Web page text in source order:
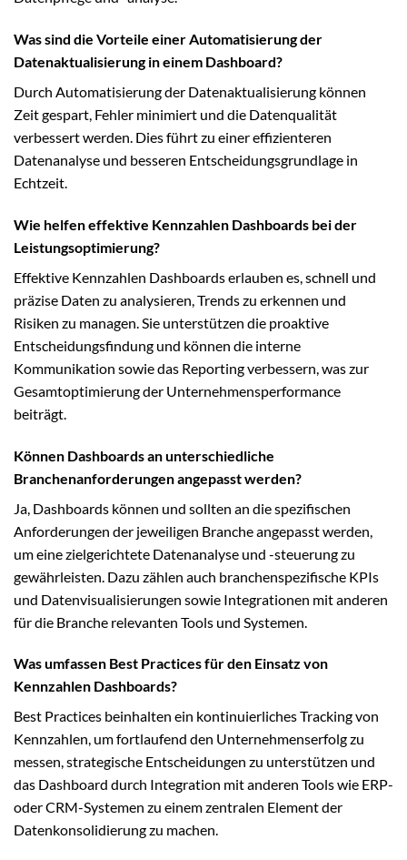
Was sind die Vorteile einer Automatisierung der
Datenaktualisierung in einem Dashboard?
Durch Automatisierung der Datenaktualisierung können
Zeit gespart, Fehler minimiert und die Datenqualität
verbessert werden. Dies führt zu einer effizienteren
Datenanalyse und besseren Entscheidungsgrundlage in
Echtzeit.
Wie helfen effektive Kennzahlen Dashboards bei der
Leistungsoptimierung?
Effektive Kennzahlen Dashboards erlauben es, schnell und
präzise Daten zu analysieren, Trends zu erkennen und
Risiken zu managen. Sie unterstützen die proaktive
Entscheidungsfindung und können die interne
Kommunikation sowie das Reporting verbessern, was zur
Gesamtoptimierung der Unternehmensperformance
beiträgt.
Können Dashboards an unterschiedliche
Branchenanforderungen angepasst werden?
Ja, Dashboards können und sollten an die spezifischen
Anforderungen der jeweiligen Branche angepasst werden,
um eine zielgerichtete Datenanalyse und -steuerung zu
gewährleisten. Dazu zählen auch branchenspezifische KPIs
und Datenvisualisierungen sowie Integrationen mit anderen
für die Branche relevanten Tools und Systemen.
Was umfassen Best Practices für den Einsatz von
Kennzahlen Dashboards?
Best Practices beinhalten ein kontinuierliches Tracking von
Kennzahlen, um fortlaufend den Unternehmenserfolg zu
messen, strategische Entscheidungen zu unterstützen und
das Dashboard durch Integration mit anderen Tools wie ERP-
oder CRM-Systemen zu einem zentralen Element der
Datenkonsolidierung zu machen.